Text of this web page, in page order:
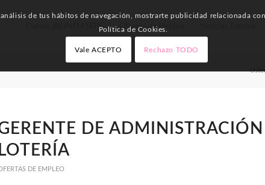
Cursos del INEM SEPE Ofertas de Empleo
DE
LOTERÍA
DE EMPLEO
de tus hábitos de navegación, mostrarte publicidad relacionada
Política de Cookies.
Vale ACEPTO Rechazo TODO